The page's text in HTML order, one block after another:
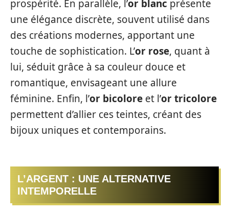
prospérité. En parallèle, l’or blanc présente
une élégance discrète, souvent utilisé dans
des créations modernes, apportant une
touche de sophistication. L’or rose, quant à
lui, séduit grâce à sa couleur douce et
romantique, envisageant une allure
féminine. Enfin, l’or bicolore et l’or tricolore
permettent d’allier ces teintes, créant des
bijoux uniques et contemporains.
L’ARGENT : UNE ALTERNATIVE
INTEMPORELLE